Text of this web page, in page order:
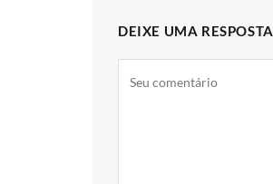
DEIXE UMA RESPOSTA